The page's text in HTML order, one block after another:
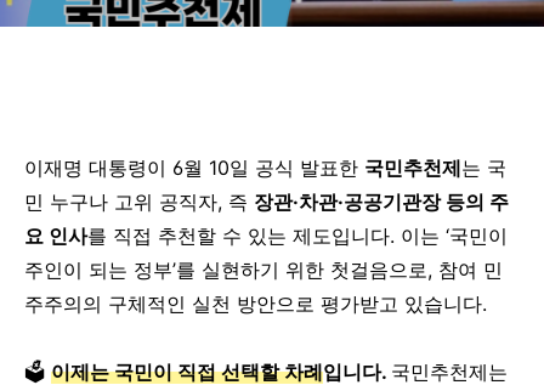
이재명 대통령이 6월 10일 공식 발표한 국민추천제는 국
민 누구나 고위 공직자, 즉 장관·차관·공공기관장 등의 주
요 인사를 직접 추천할 수 있는 제도입니다. 이는 ‘국민이
주인이 되는 정부’를 실현하기 위한 첫걸음으로, 참여 민
주주의의 구체적인 실천 방안으로 평가받고 있습니다.
🗳️ 이제는 국민이 직접 선택할 차례입니다. 국민추천제는